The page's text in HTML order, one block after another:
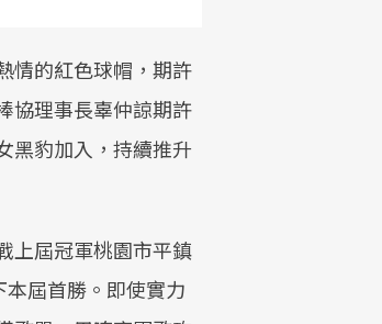
情的紅色球帽，期許
協理事長辜仲諒期許
黑豹加入，持續推升
上屆冠軍桃園市平鎮
屆首勝。即使實力